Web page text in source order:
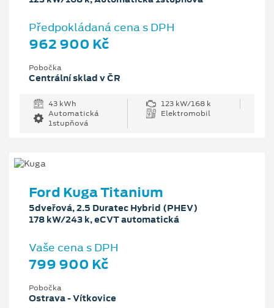
Předpokládaná cena s DPH
962 900 Kč
Pobočka
Centrální sklad v ČR
43 kWh
123 kW/168 k
Automatická
1stupňová
Elektromobil
Ford Kuga Titanium
5dveřová, 2.5 Duratec Hybrid (PHEV)
178 kW/243 k, eCVT automatická
Vaše cena s DPH
799 900 Kč
Pobočka
Ostrava - Vítkovice